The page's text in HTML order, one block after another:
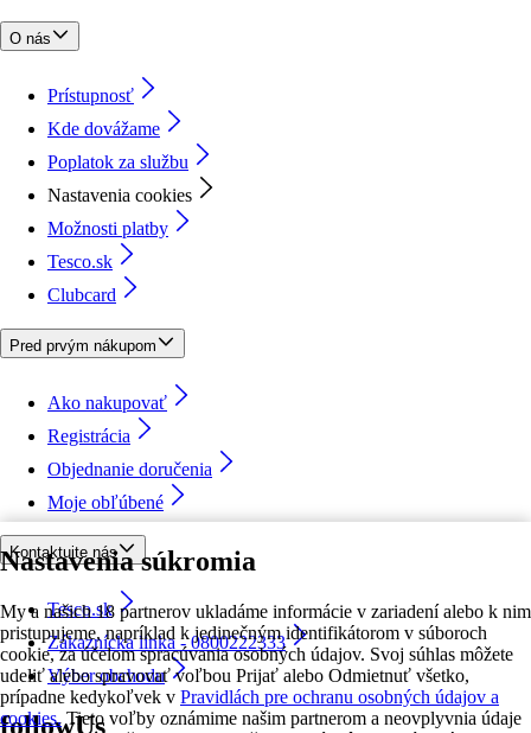
Nastavenia súkromia
My a našich 18 partnerov ukladáme informácie v zariadení alebo k nim
pristupujeme, napríklad k jedinečným identifikátorom v súboroch
cookie, za účelom spracúvania osobných údajov. Svoj súhlas môžete
udeliť alebo spravovať voľbou Prijať alebo Odmietnuť všetko,
prípadne kedykoľvek v Pravidlách pre ochranu osobných údajov a
cookies. Tieto voľby oznámime našim partnerom a neovplyvnia údaje
O nás
Prístupnosť
Kde dovážame
Poplatok za službu
Nastavenia cookies
Možnosti platby
Tesco.sk
Clubcard
Pred prvým nákupom
Ako nakupovať
Registrácia
Objednanie doručenia
Moje obľúbené
Kontaktujte nás
Tesco.sk
Zákaznícka linka - 0800222333
Výber obchodu
followUs